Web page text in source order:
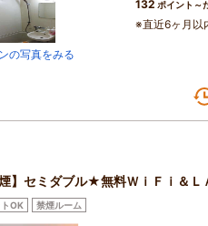
の写真をみる
132 ポイント～
※直近6ヶ月以
煙】セミダブル★無料ＷｉＦｉ＆
OK 禁煙ルーム